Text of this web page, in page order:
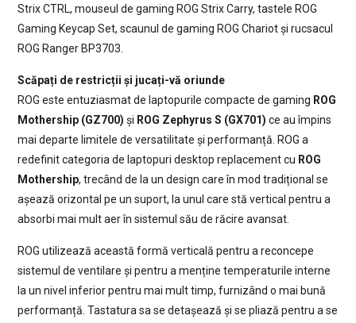
Strix CTRL, mouseul de gaming ROG Strix Carry, tastele ROG
Gaming Keycap Set, scaunul de gaming ROG Chariot și rucsacul
ROG Ranger BP3703.
Scăpați de restricții și jucați-vă oriunde
ROG este entuziasmat de laptopurile compacte de gaming ROG
Mothership (GZ700) și ROG Zephyrus S (GX701) ce au împins
mai departe limitele de versatilitate și performanță. ROG a
redefinit categoria de laptopuri desktop replacement cu ROG
Mothership, trecând de la un design care în mod tradițional se
așează orizontal pe un suport, la unul care stă vertical pentru a
absorbi mai mult aer în sistemul său de răcire avansat.
ROG utilizează această formă verticală pentru a reconcepe
sistemul de ventilare și pentru a menține temperaturile interne
la un nivel inferior pentru mai mult timp, furnizând o mai bună
performanță. Tastatura sa se detașează și se pliază pentru a se